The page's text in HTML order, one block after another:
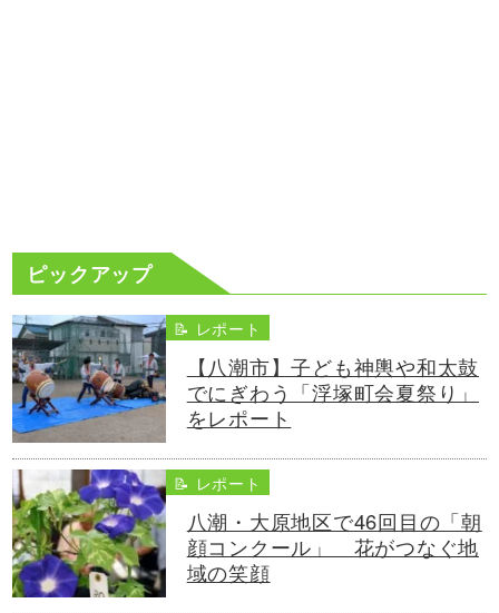
ピックアップ
📝 レポート
【八潮市】子ども神輿や和太鼓
でにぎわう「浮塚町会夏祭り」
をレポート
📝 レポート
八潮・大原地区で46回目の「朝
顔コンクール」 花がつなぐ地
域の笑顔